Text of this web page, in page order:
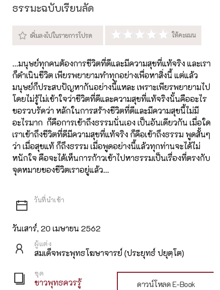
ธรรมะฉบับเรียนลัด
...มนุษย์ทุกคนต้องการชีวิตที่ดีและมีความสุขที่แท้จริง และเรา
ก็ดำเนินชีวิต เพียรพยายามทำทุกอย่างเพื่อหาสิ่งนี้ แต่แล้ว
มนุษย์ก็ประสบปัญหากันอย่างนี้แหละ เพราะเพียรพยายามไป
โดยไม่รู้ไม่เข้าใจว่าชีวิตที่ดีและความสุขที่แท้จริงนั้นคืออะไร
ขอรวบรัดว่า หลักในการสร้างชีวิตที่ดีและมีความสุขนี้ไม่มี
อะไรมาก ก็คือการเข้าถึงธรรมนั่นเอง เป็นอันเดียวกัน เมื่อใด
เราเข้าถึงชีวิตที่ดีมีความสุขที่แท้จริง ก็คือเข้าถึงธรรม พูดสั้นๆ
ว่า เมื่อสุขแท้ ก็ถึงธรรม เมื่อพูดอย่างนี้แล้วทุกท่านจะได้ไม่
หนักใจ คือจะได้เห็นการก้าวเข้าไปหาธรรมเป็นเรื่องที่ตรงกับ
จุดหมายของชีวิตเราอยู่แล้ว...
วันเสาร์, 20 เมษายน 2562
ผู้แต่ง
สมเด็จพระพุทธโฆษาจารย์ (ประยุทธ์ ปยุตฺโต)
ชุด
ชาวพุทธควรรู้ ดาวน์โหลด E-Book